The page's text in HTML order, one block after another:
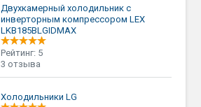
Двухкамерный холодильник с
инверторным компрессором LEX
LKB185BLGIDMAX
Рейтинг: 5
3 отзыва
Холодильники LG